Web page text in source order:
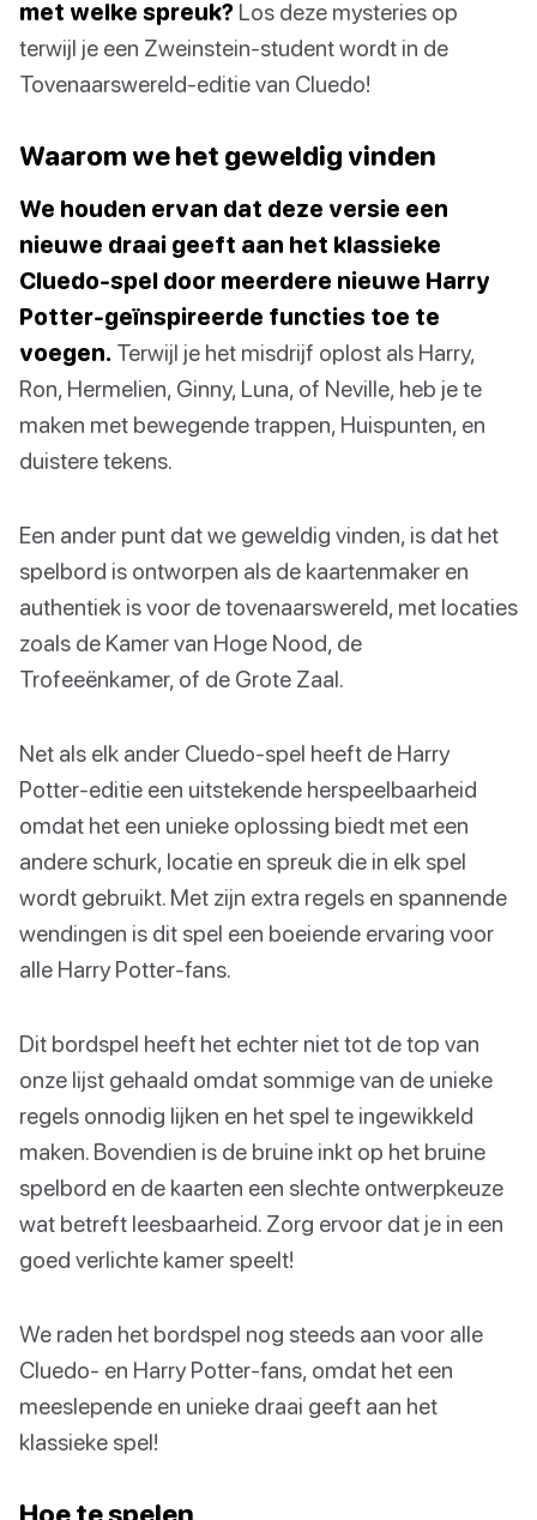
met welke spreuk? Los deze mysteries op
terwijl je een Zweinstein-student wordt in de
Tovenaarswereld-editie van Cluedo!
Waarom we het geweldig vinden
We houden ervan dat deze versie een
nieuwe draai geeft aan het klassieke
Cluedo-spel door meerdere nieuwe Harry
Potter-geïnspireerde functies toe te
voegen. Terwijl je het misdrijf oplost als Harry,
Ron, Hermelien, Ginny, Luna, of Neville, heb je te
maken met bewegende trappen, Huispunten, en
duistere tekens.
Een ander punt dat we geweldig vinden, is dat het
spelbord is ontworpen als de kaartenmaker en
authentiek is voor de tovenaarswereld, met locaties
zoals de Kamer van Hoge Nood, de
Trofeeënkamer, of de Grote Zaal.
Net als elk ander Cluedo-spel heeft de Harry
Potter-editie een uitstekende herspeelbaarheid
omdat het een unieke oplossing biedt met een
andere schurk, locatie en spreuk die in elk spel
wordt gebruikt. Met zijn extra regels en spannende
wendingen is dit spel een boeiende ervaring voor
alle Harry Potter-fans.
Dit bordspel heeft het echter niet tot de top van
onze lijst gehaald omdat sommige van de unieke
regels onnodig lijken en het spel te ingewikkeld
maken. Bovendien is de bruine inkt op het bruine
spelbord en de kaarten een slechte ontwerpkeuze
wat betreft leesbaarheid. Zorg ervoor dat je in een
goed verlichte kamer speelt!
We raden het bordspel nog steeds aan voor alle
Cluedo- en Harry Potter-fans, omdat het een
meeslepende en unieke draai geeft aan het
klassieke spel!